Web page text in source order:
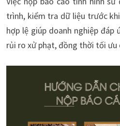
trình, kiểm tra dữ liệu trước
hợp lệ giúp doanh nghiệp đáp
rủi ro xử phạt, đồng thời tối ưu